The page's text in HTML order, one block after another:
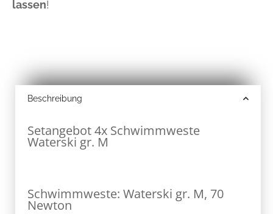
lassen!
Beschreibung
Setangebot 4x Schwimmweste
Waterski gr. M
Schwimmweste: Waterski gr. M, 70
Newton